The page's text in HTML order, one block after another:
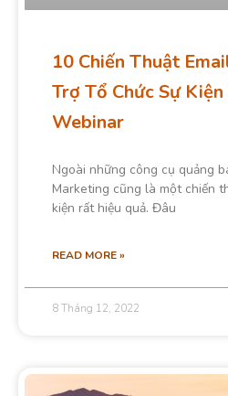
10 Chiến Thuật
Trợ Tổ Chức Sự
Webinar
Ngoài những công cụ quảng
Marketing cũng là một chiến
kiện rất hiệu quả. Đâu
READ MORE »
8 Tháng 12, 2022